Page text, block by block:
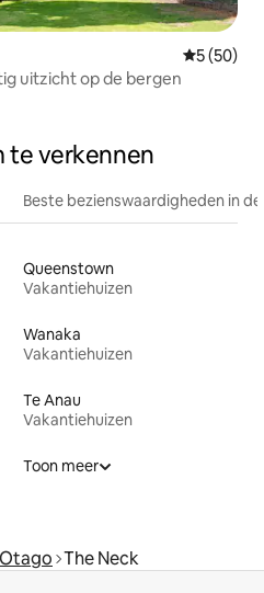
5 (50)
uitzicht op de bergen
te verkennen
Beste bezienswaardigheden in
Queenstown
Vakantiehuizen
Wanaka
Vakantiehuizen
Te Anau
Vakantiehuizen
Toon meer
Otago The Neck